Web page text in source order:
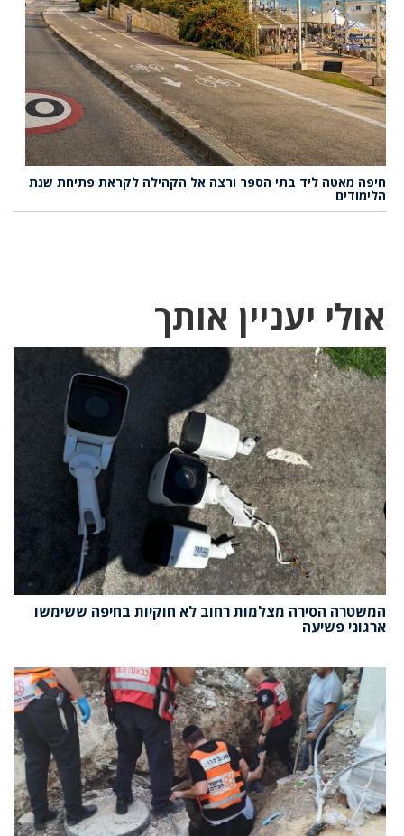
חיפה מאטה ליד בתי הספר ורצה אל הקהילה לקראת פתיחת שנת
הלימודים
אולי יעניין אותך
המשטרה הסירה מצלמות רחוב לא חוקיות בחיפה ששימשו
ארגוני פשיעה